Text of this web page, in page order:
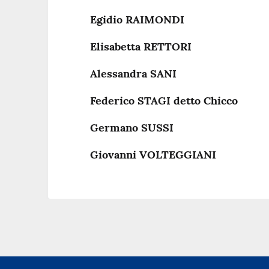
Egidio RAIMONDI
Elisabetta RETTORI
Alessandra SANI
Federico STAGI detto Chicco
Germano SUSSI
Giovanni VOLTEGGIANI